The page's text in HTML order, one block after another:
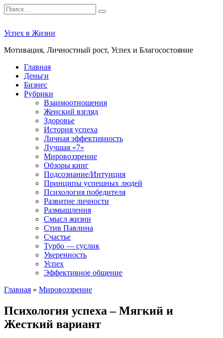
Перейти
к
Search
for:
Успех в Жизни
Мотивация, Личностный рост, Успех и Благосостояние
Главная
Деньги
Бизнес
Рубрики
Взаимоотношения
Женский взгляд
Здоровье
История успеха
Личная эффективность
Лучшая «7»
Мировоззрение
Обзоры книг
Подсознание/Интуиция
Принципы успешных людей
Психология победителя
Развитие личности
Размышления
Смысл жизни
Стив Павлина
Счастье
Турбо — суслик
Уверенность
Успех
Эффективное общение
Главная » Мировоззрение
Психология успеха – Мягкий и
Жесткий вариант